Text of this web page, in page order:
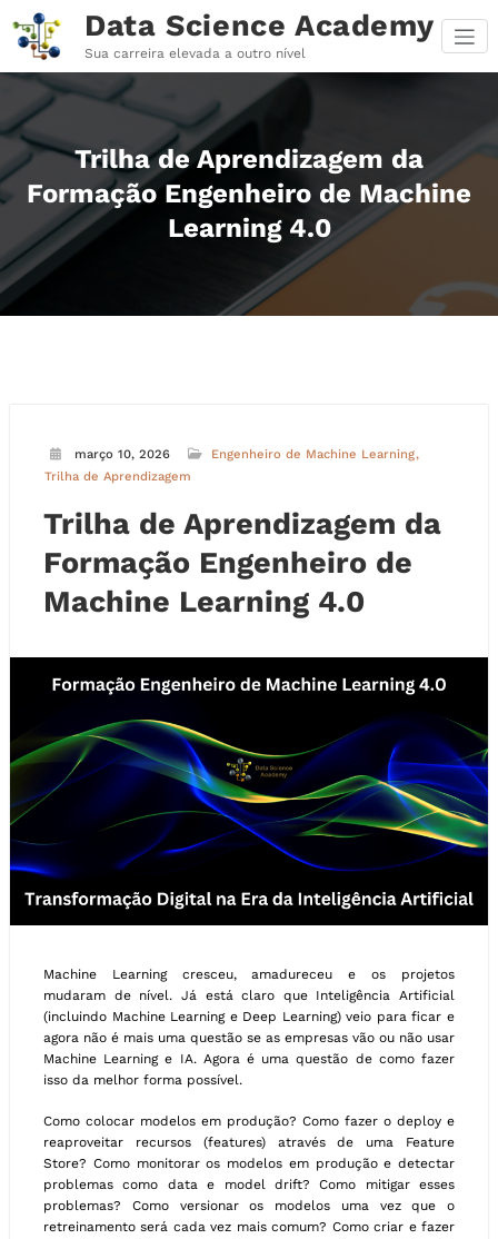
para
conteúdo
Data Science Academy
Sua carreira elevada a outro nível
Trilha de Aprendizagem da
Formação Engenheiro de Machine
Learning 4.0
março 10, 2026
Engenheiro de Machine Learning
Trilha de Aprendizagem
Trilha de Aprendizagem da
Formação Engenheiro de
Machine Learning 4.0
Machine Learning cresceu, amadureceu e os projetos
mudaram de nível. Já está claro que Inteligência Artificial
(incluindo Machine Learning e Deep Learning) veio para ficar e
agora não é mais uma questão se as empresas vão ou não usar
Machine Learning e IA. Agora é uma questão de como fazer
isso da melhor forma possível.
Como colocar modelos em produção? Como fazer o deploy e
reaproveitar recursos (features) através de uma Feature
Store? Como monitorar os modelos em produção e detectar
problemas como data e model drift? Como mitigar esses
problemas? Como versionar os modelos uma vez que o
retreinamento será cada vez mais comum? Como criar e fazer